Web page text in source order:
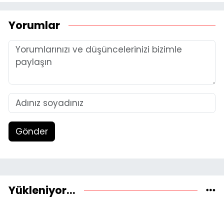
Yorumlar
Gönder
Yükleniyor...